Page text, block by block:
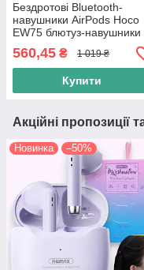
Бездротові Bluetooth-
навушники AirPods Hoco
EW75 блютуз-навушники
для айфона та андроїда,
гарнітура, білий
560,45 ₴ 1 019 ₴
Купити
Акційні пропозиції
Новинка –50%